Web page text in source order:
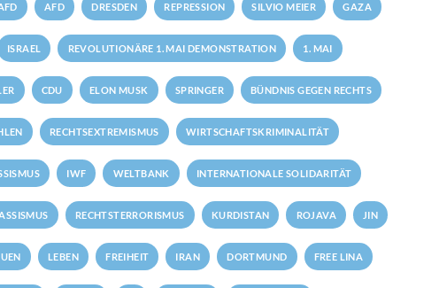
AFD DRESDEN REPRESSION SILVIO MEIER GAZA
ISRAEL REVOLUTIONÄRE 1. MAI DEMONSTRATION 1. MAI
CDU ELON MUSK SPRINGER BÜNDNIS GEGEN RECHTS
RECHTSEXTREMISMUS WIRTSCHAFTSKRIMINALITÄT
IWF WELTBANK INTERNATIONALE SOLIDARITÄT
RECHTSTERRORISMUS KURDISTAN ROJAVA JIN
LEBEN FREIHEIT IRAN DORTMUND FREE LINA